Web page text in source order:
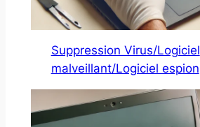
Suppression Virus/Logiciel
malveillant/Logiciel espion